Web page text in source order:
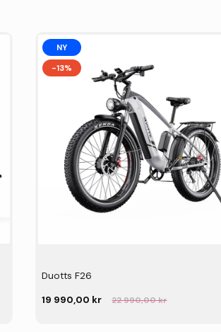
NY
-13%
Duotts F26
19 990,00 kr
22 990,00 kr